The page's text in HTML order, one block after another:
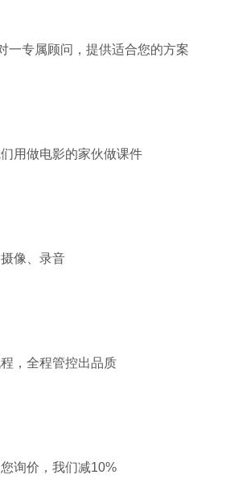
一专属顾问，提供适合您的方案
用做电影的家伙做课件
像、录音
，全程管控出品质
询价，我们减10%